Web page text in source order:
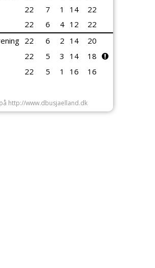
22 7 1 14
22
22 6 4 12
22
22 6 2 14
20
22 5 3 14
18
22 5 1 16 16
http://www.dbusjaelland.dk